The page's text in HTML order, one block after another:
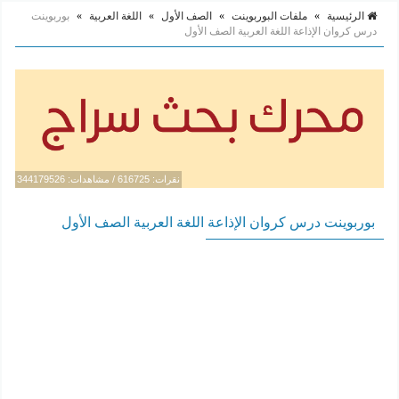
الرئيسية » ملفات البوربوينت » الصف الأول » اللغة العربية » بوربوينت
درس كروان الإذاعة اللغة العربية الصف الأول
نقرات: 616725 / مشاهدات: 344179526
بوربوينت درس كروان الإذاعة اللغة العربية الصف الأول